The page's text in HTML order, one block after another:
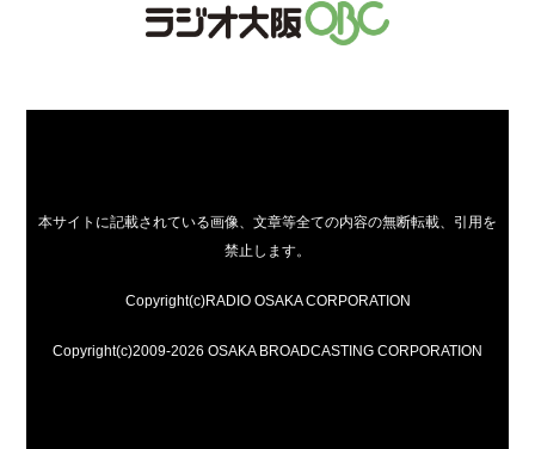
本サイトに記載されている画像、文章等全ての内容の無断転載、引用を
禁止します。
Copyright(c)RADIO OSAKA CORPORATION
Copyright(c)2009-2026 OSAKA BROADCASTING CORPORATION